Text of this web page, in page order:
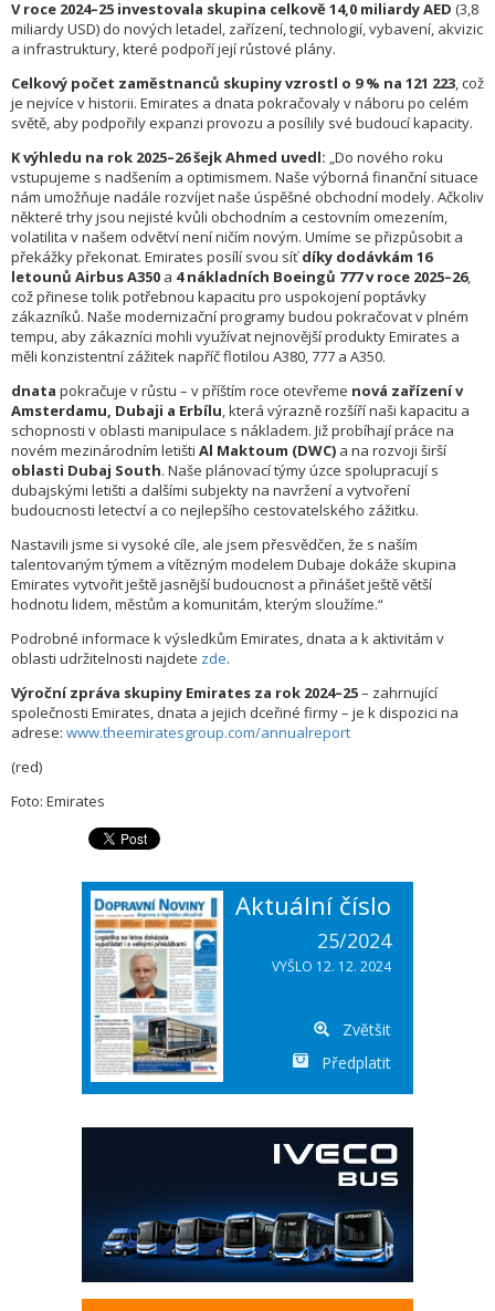
V roce 2024–25 investovala skupina celkově 14,0 miliardy AED (3,8
miliardy USD) do nových letadel, zařízení, technologií, vybavení, akvizic
a infrastruktury, které podpoří její růstové plány.
Celkový počet zaměstnanců skupiny vzrostl o 9 % na 121 223, což
je nejvíce v historii. Emirates a dnata pokračovaly v náboru po celém
světě, aby podpořily expanzi provozu a posílily své budoucí kapacity.
K výhledu na rok 2025–26 šejk Ahmed uvedl: „Do nového roku
vstupujeme s nadšením a optimismem. Naše výborná finanční situace
nám umožňuje nadále rozvíjet naše úspěšné obchodní modely. Ačkoliv
některé trhy jsou nejisté kvůli obchodním a cestovním omezením,
volatilita v našem odvětví není ničím novým. Umíme se přizpůsobit a
překážky překonat. Emirates posílí svou síťdíky dodávkám 16
letounů Airbus A350 a 4 nákladních Boeingů 777 v roce 2025–26,
což přinese tolik potřebnou kapacitu pro uspokojení poptávky
zákazníků. Naše modernizační programy budou pokračovat v plném
tempu, aby zákazníci mohli využívat nejnovější produkty Emirates a
měli konzistentní zážitek napříč flotilou A380, 777 a A350.
dnata pokračuje v růstu – v příštím roce otevřeme nová zařízení v
Amsterdamu, Dubaji a Erbílu, která výrazně rozšíří naši kapacitu a
schopnosti v oblasti manipulace s nákladem. Již probíhají práce na
novém mezinárodním letišti Al Maktoum (DWC) a na rozvoji širší
oblasti Dubaj South. Naše plánovací týmy úzce spolupracují s
dubajskými letišti a dalšími subjekty na navržení a vytvoření
budoucnosti letectví a co nejlepšího cestovatelského zážitku.
Nastavili jsme si vysoké cíle, ale jsem přesvědčen, že s naším
talentovaným týmem a vítězným modelem Dubaje dokáže skupina
Emirates vytvořit ještě jasnější budoucnost a přinášet ještě větší
hodnotu lidem, městům a komunitám, kterým sloužíme.“
Podrobné informace k výsledkům Emirates, dnata a k aktivitám v
oblasti udržitelnosti najdete zde.
Výroční zpráva skupiny Emirates za rok 2024–25– zahrnující
společnosti Emirates, dnata a jejich dceřiné firmy – je k dispozici na
adrese: www.theemiratesgroup.com/annualreport
(red)
Foto: Emirates
Aktuální číslo
25/2024
VYŠLO 12. 12. 2024
Zvětšit
Předplatit